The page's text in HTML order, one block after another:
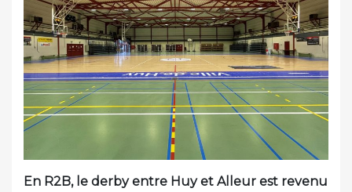
En R2B, le derby entre Huy et Alleur est revenu